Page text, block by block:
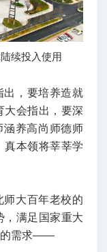
续投入使用
出，要培养造就
大会指出，要深
涵养高尚师德师
真本领将莘莘学
师大百年老校的
，满足国家重大
的需求——